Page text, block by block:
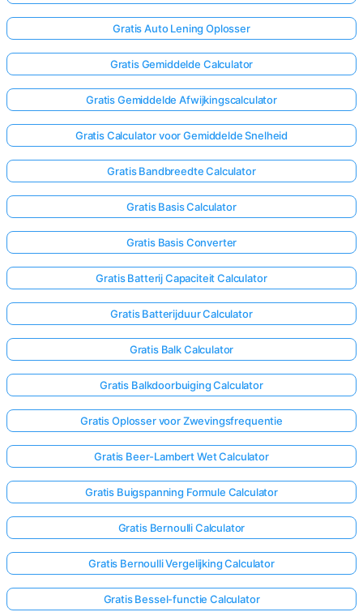
Gratis Auto Lening Oplosser
Gratis Gemiddelde Calculator
Gratis Gemiddelde Afwijkingscalculator
Gratis Calculator voor Gemiddelde Snelheid
Gratis Bandbreedte Calculator
Gratis Basis Calculator
Gratis Basis Converter
Gratis Batterij Capaciteit Calculator
Gratis Batterijduur Calculator
Gratis Balk Calculator
Gratis Balkdoorbuiging Calculator
Gratis Oplosser voor Zwevingsfrequentie
Gratis Beer-Lambert Wet Calculator
Gratis Buigspanning Formule Calculator
Gratis Bernoulli Calculator
Gratis Bernoulli Vergelijking Calculator
Gratis Bessel-functie Calculator